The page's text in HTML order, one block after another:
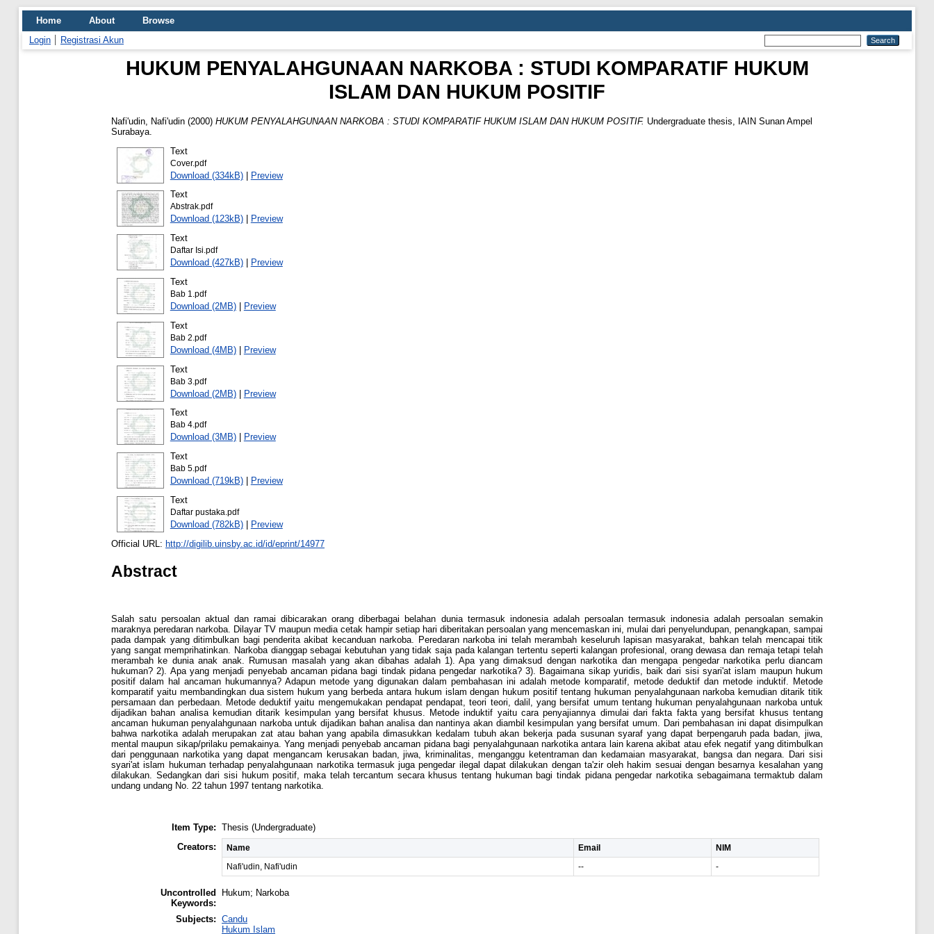
Home About
Browse
Login
Registrasi Akun
HUKUM PENYALAHGUNAAN NARKOBA : STUDI KOMPARATIF HUKUM
ISLAM DAN HUKUM POSITIF
Nafi'udin, Nafi'udin (2000) HUKUM PENYALAHGUNAAN NARKOBA : STUDI KOMPARATIF HUKUM ISLAM DAN HUKUM POSITIF. Undergraduate thesis, IAIN Sunan Ampel
Surabaya.
Text
Cover.pdf
Download (334kB)| Preview
Text
Abstrak.pdf
Download (123kB)|
Preview
Text
Daftar Isi.pdf
Download (427kB)|
Preview
Text
Bab 1.pdf
Download (2MB)|
Preview
Text
Bab 2.pdf
Download (4MB)|
Preview
Text
Bab 3.pdf
Download (2MB)| Preview
Text
Bab 4.pdf
Download (3MB)|
Preview
Text
Bab 5.pdf
Download (719kB)|
Preview
Text
Daftar pustaka.pdf
Download (782kB)|
Preview
Official URL: http://digilib.uinsby.ac.id/id/eprint/14977
Abstract
Salah satu persoalan aktual dan ramai dibicarakan orang diberbagai belahan dunia termasuk indonesia adalah persoalan termasuk indonesia adalah persoalan semakin
maraknya peredaran narkoba. Dilayar TV maupun media cetak hampir setiap hari diberitakan persoalan yang mencemaskan ini, mulai dari penyelundupan, penangkapan, sampai
pada dampak yang ditimbulkan bagi penderita akibat kecanduan narkoba. Peredaran narkoba ini telah merambah keseluruh lapisan masyarakat, bahkan telah mencapai titik
yang sangat memprihatinkan. Narkoba dianggap sebagai kebutuhan yang tidak saja pada kalangan tertentu seperti kalangan profesional, orang dewasa dan remaja tetapi telah
merambah ke dunia anak anak. Rumusan masalah yang akan dibahas adalah 1). Apa yang dimaksud dengan narkotika dan mengapa pengedar narkotika perlu diancam
hukuman? 2). Apa yang menjadi penyebab ancaman pidana bagi tindak pidana pengedar narkotika? 3). Bagaimana sikap yuridis, baik dari sisi syari'at islam maupun hukum
positif dalam hal ancaman hukumannya? Adapun metode yang digunakan dalam pembahasan ini adalah metode komparatif, metode deduktif dan metode induktif. Metode
komparatif yaitu membandingkan dua sistem hukum yang berbeda antara hukum islam dengan hukum positif tentang hukuman penyalahgunaan narkoba kemudian ditarik titik
persamaan dan perbedaan. Metode deduktif yaitu mengemukakan pendapat pendapat, teori teori, dalil, yang bersifat umum tentang hukuman penyalahgunaan narkoba untuk
dijadikan bahan analisa kemudian ditarik kesimpulan yang bersifat khusus. Metode induktif yaitu cara penyajiannya dimulai dari fakta fakta yang bersifat khusus tentang
ancaman hukuman penyalahgunaan narkoba untuk dijadikan bahan analisa dan nantinya akan diambil kesimpulan yang bersifat umum. Dari pembahasan ini dapat disimpulkan
bahwa narkotika adalah merupakan zat atau bahan yang apabila dimasukkan kedalam tubuh akan bekerja pada susunan syaraf yang dapat berpengaruh pada badan, jiwa,
mental maupun sikap/prilaku pemakainya. Yang menjadi penyebab ancaman pidana bagi penyalahgunaan narkotika antara lain karena akibat atau efek negatif yang ditimbulkan
dari penggunaan narkotika yang dapat mengancam kerusakan badan, jiwa, kriminalitas, menganggu ketentraman dan kedamaian masyarakat, bangsa dan negara. Dari sisi
syari'at islam hukuman terhadap penyalahgunaan narkotika termasuk juga pengedar ilegal dapat dilakukan dengan ta'zir oleh hakim sesuai dengan besarnya kesalahan yang
dilakukan. Sedangkan dari sisi hukum positif, maka telah tercantum secara khusus tentang hukuman bagi tindak pidana pengedar narkotika sebagaimana termaktub dalam
undang undang No. 22 tahun 1997 tentang narkotika.
Item Type: Thesis (Undergraduate)
Creators:
Name Email
NIM
Nafi'udin, Nafi'udin
-- -
Uncontrolled
Keywords:
Hukum; Narkoba
Subjects: Candu
Hukum Islam